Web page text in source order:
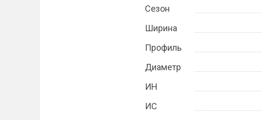
Сезон
Ширина
Профиль
Диаметр
ИН
ИС